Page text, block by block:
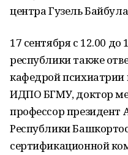
центра Гузель
17 сентября с 12.00
республики также
кафедрой психиатрии
ИДПО БГМУ, доктор
профессор президент
Республики
сертификационной